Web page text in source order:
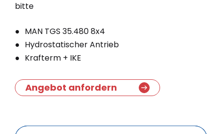
bitte
MAN TGS 35.480 8x4
Hydrostatischer Antrieb
Krafterm + IKE
Angebot anfordern